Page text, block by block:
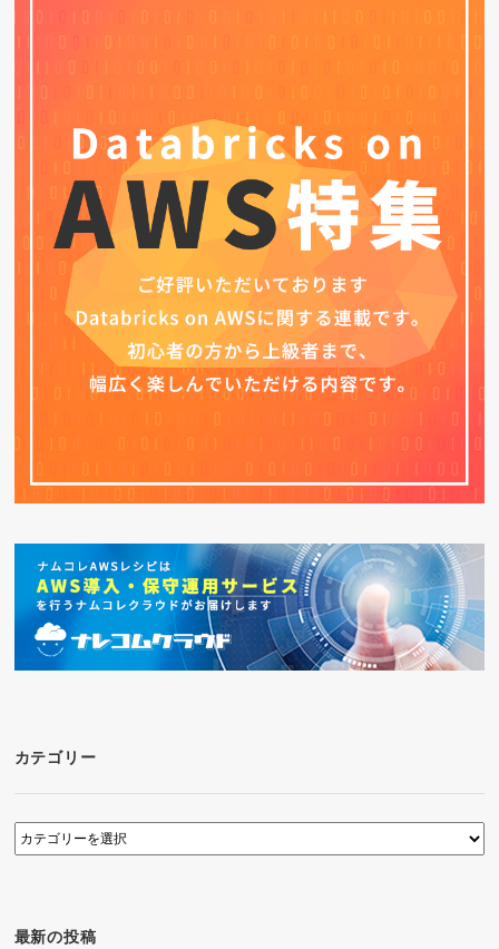
カテゴリー
カ
テ
ー
最新の投稿